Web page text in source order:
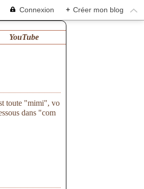
Connexion + Créer mon blog
YouTube
toute "mimi", vo
dans "com